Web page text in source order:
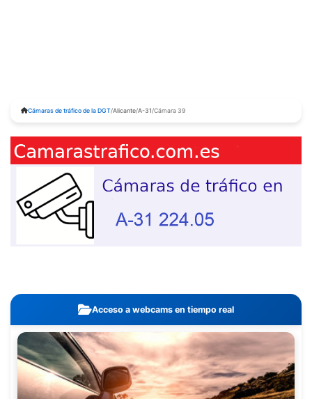
Cámaras de tráfico de la DGT/Alicante/A-31 /Cámara 39
Acceso a webcams en tiempo real